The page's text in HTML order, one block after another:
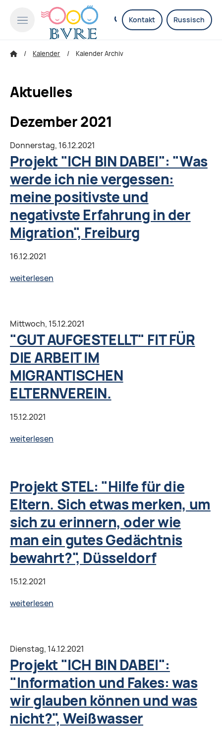
Kontakt Russisch
Kalender Kalender Archiv
Aktuelles
Dezember 2021
Donnerstag, 16.12.2021
Projekt "ICH BIN DABEI": "Was
werde ich nie vergessen:
meine positivste und
negativste Erfahrung in der
Migration", Freiburg
16.12.2021
weiterlesen
DABEI":
"Was
werde
ich
nie
vergessen:
meine
negativste
der
Migration",
Freiburg
Mittwoch, 15.12.2021
"GUT AUFGESTELLT" FIT FÜR
DIE ARBEIT IM
MIGRANTISCHEN
ELTERNVEREIN.
15.12.2021
weiterlesen
FÜR
DIE
ARBEIT
IM
MIGRANTISCHEN
ELTERNVEREIN.
Projekt STEL: "Hilfe für die
Eltern. Sich etwas merken, um
sich zu erinnern, oder wie
man ein gutes Gedächtnis
bewahrt?", Düsseldorf
15.12.2021
weiterlesen
für
die
Eltern.
Sich
etwas
merken,
um
Dienstag, 14.12.2021
Projekt "ICH BIN DABEI":
"Information und Fakes: was
wir glauben können und was
nicht?", Weißwasser